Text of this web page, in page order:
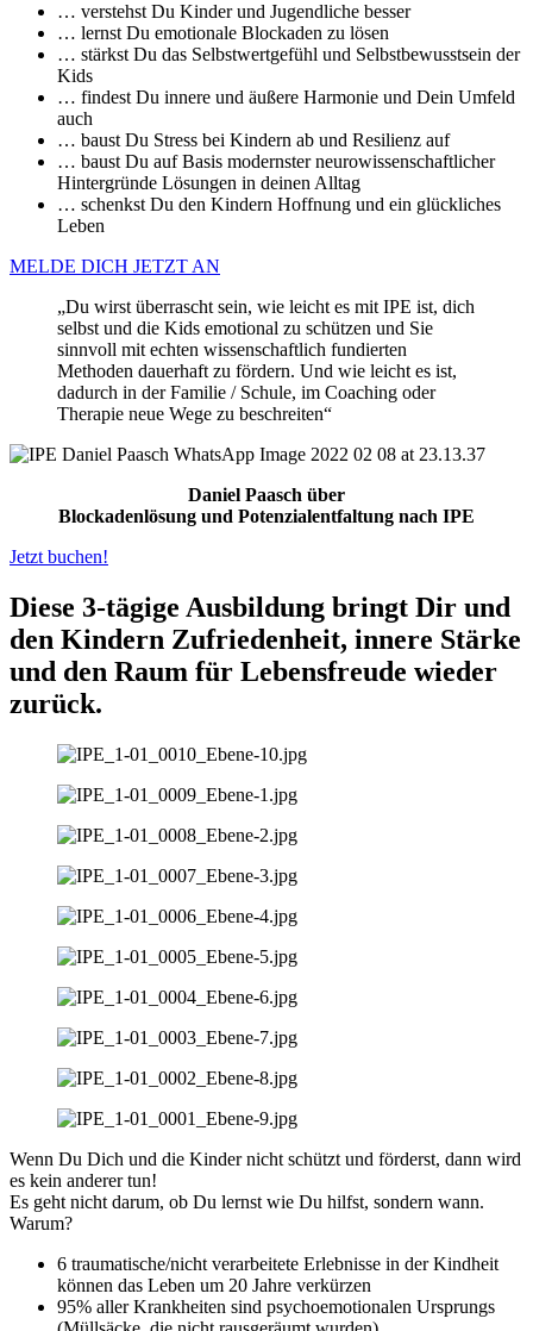
… verstehst Du Kinder und Jugendliche besser
… lernst Du emotionale Blockaden zu lösen
… stärkst Du das Selbstwertgefühl und Selbstbewusstsein der
Kids
… findest Du innere und äußere Harmonie und Dein Umfeld
auch
… baust Du Stress bei Kindern ab und Resilienz auf
… baust Du auf Basis modernster neurowissenschaftlicher
Hintergründe Lösungen in deinen Alltag
… schenkst Du den Kindern Hoffnung und ein glückliches
Leben
MELDE DICH JETZT AN
„Du wirst überrascht sein, wie leicht es mit IPE ist, dich
selbst und die Kids emotional zu schützen und Sie
sinnvoll mit echten wissenschaftlich fundierten
Methoden dauerhaft zu fördern. Und wie leicht es ist,
dadurch in der Familie / Schule, im Coaching oder
Therapie neue Wege zu beschreiten“
Daniel Paasch über
Blockadenlösung und Potenzialentfaltung nach IPE
Jetzt buchen!
Diese 3-tägige Ausbildung bringt Dir und
den Kindern Zufriedenheit, innere Stärke
und den Raum für Lebensfreude wieder
zurück.
Wenn Du Dich und die Kinder nicht schützt und förderst, dann wird
es kein anderer tun!
Es geht nicht darum, ob Du lernst wie Du hilfst, sondern wann.
Warum?
6 traumatische/nicht verarbeitete Erlebnisse in der Kindheit
können das Leben um 20 Jahre verkürzen
95% aller Krankheiten sind psychoemotionalen Ursprungs